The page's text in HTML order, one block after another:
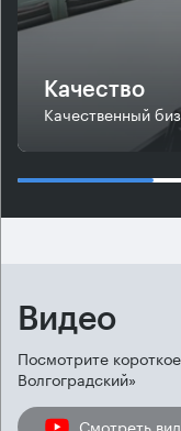
Качество
Качественный
Видео
Посмотрите
Волгоградский»
Смотреть